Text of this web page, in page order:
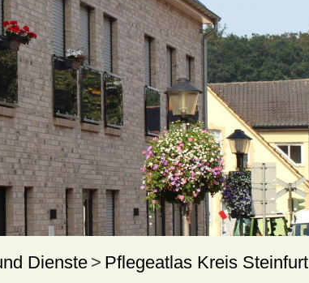
Dienste Pflegeatlas Kreis Steinfurt